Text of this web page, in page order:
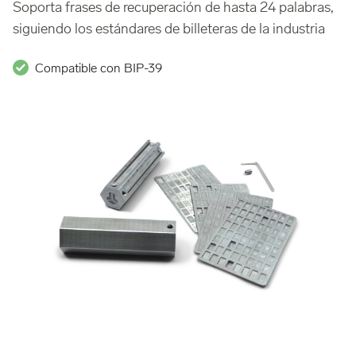
Soporta frases de recuperación de hasta 24 palabras,
siguiendo los estándares de billeteras de la industria
Compatible con BIP-39